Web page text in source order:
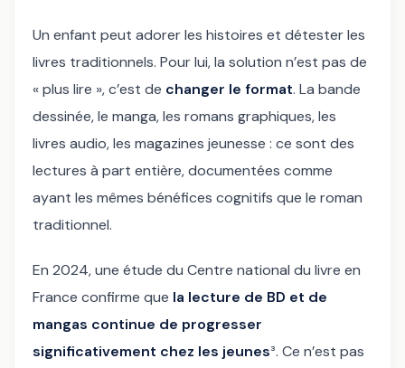
Un enfant peut adorer les histoires et détester les
livres traditionnels. Pour lui, la solution n’est pas de
« plus lire », c’est de changer le format. La bande
dessinée, le manga, les romans graphiques, les
livres audio, les magazines jeunesse : ce sont des
lectures à part entière, documentées comme
ayant les mêmes bénéfices cognitifs que le roman
traditionnel.
En 2024, une étude du Centre national du livre en
France confirme que la lecture de BD et de
mangas continue de progresser
significativement chez les jeunes³. Ce n’est pas